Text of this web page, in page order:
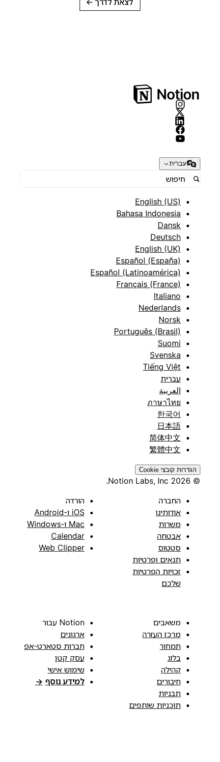
עברית
English (US)
Bahasa Indonesia
Dansk
Deutsch
English (UK)
Español (España)
Español (Latinoamérica)
Français (France)
Italiano
Nederlands
Norsk
Português (Brasil)
Suomi
Svenska
Tiếng Việt
עברית
العربية
ภาษาไทย
한국어
日本語
简体中文
繁體中文
הגדרות קובצי Cookie
החברה
אודותינו
משרות
אבטחה
סטטוס
תנאים ופרטיות
זכויות הפרטיות
שלכם
הורדה
iOS ו-Android
Mac ו-Windows
Calendar
Web Clipper
משאבים
מרכז העזרה
תמחור
בלוג
קהילה
חיבורים
תבניות
תוכניות שותפים
Notion עבור
ארגונים
חברות סטארט-אפ
עסק קטן
שימוש אישי
למידע נוסף →